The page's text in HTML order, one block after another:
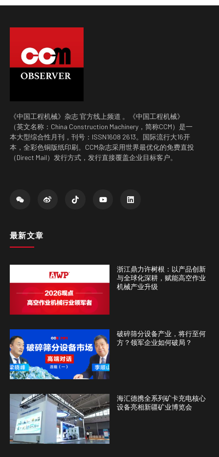
《中国工程机械》杂志 官方线上频道 。《中国工程机械》
（英文名称：China Construction Machinery，简称CCM）是一
本大型综合性月刊，刊号：ISSN1608 2613。国际流行大16开
本，全彩色铜版纸印刷。CCM杂志采用世界最优化的免费直投
（Direct Mail）发行方式，发行直接覆盖企业目标客户。
最新文章
浙江鼎力许树根：以产品创新
与全球化深耕，赋能高空作业
机械产业升级
破碎筛分设备产业，将行至何
方？领军企业如何破局？
海汇德携全系列矿卡充电核心
设备亮相新疆矿业博览会